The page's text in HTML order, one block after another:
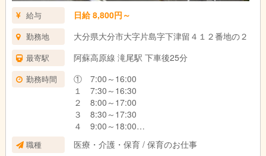
給与 日給 8,800円～
勤務地 大分県大分市大字片島字下津留４１２番地の２
最寄駅 阿蘇高原線 滝尾駅 下車後25分
勤務時間
① 7:00～16:00
１ 7:30～16:30
２ 8:00～17:00
３ 8:30～17:30
４ 9:00～18:00
△ 10:00～19:00
（シフト制）
職種
医療・介護・保育 / 保育のお仕事